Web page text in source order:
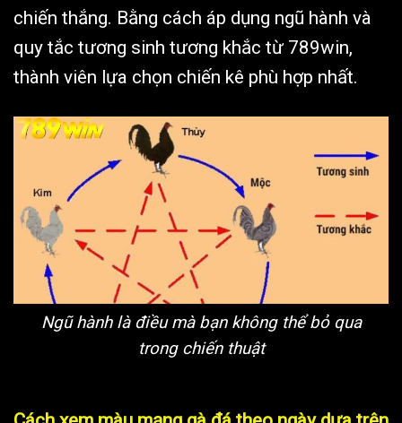
chiến thắng. Bằng cách áp dụng ngũ hành và
quy tắc tương sinh tương khắc từ 789win,
thành viên lựa chọn chiến kê phù hợp nhất.
Ngũ hành là điều mà bạn không thể bỏ qua
trong chiến thuật